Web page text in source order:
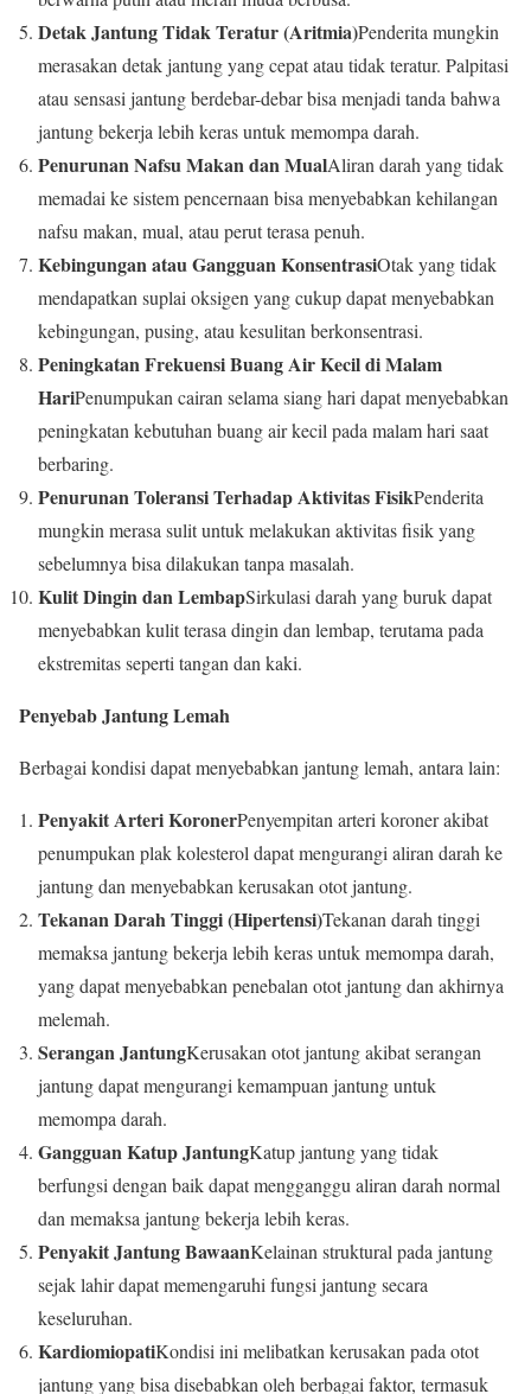
Detak Jantung Tidak Teratur (Aritmia)Penderita mungkin
merasakan detak jantung yang cepat atau tidak teratur. Palpitasi
atau sensasi jantung berdebar-debar bisa menjadi tanda bahwa
jantung bekerja lebih keras untuk memompa darah.
Penurunan Nafsu Makan dan MualAliran darah yang tidak
memadai ke sistem pencernaan bisa menyebabkan kehilangan
nafsu makan, mual, atau perut terasa penuh.
Kebingungan atau Gangguan KonsentrasiOtak yang tidak
mendapatkan suplai oksigen yang cukup dapat menyebabkan
kebingungan, pusing, atau kesulitan berkonsentrasi.
Peningkatan Frekuensi Buang Air Kecil di Malam
HariPenumpukan cairan selama siang hari dapat menyebabkan
peningkatan kebutuhan buang air kecil pada malam hari saat
berbaring.
Penurunan Toleransi Terhadap Aktivitas FisikPenderita
mungkin merasa sulit untuk melakukan aktivitas fisik yang
sebelumnya bisa dilakukan tanpa masalah.
Kulit Dingin dan LembapSirkulasi darah yang buruk dapat
menyebabkan kulit terasa dingin dan lembap, terutama pada
ekstremitas seperti tangan dan kaki.
Penyebab Jantung Lemah
Berbagai kondisi dapat menyebabkan jantung lemah, antara lain:
Penyakit Arteri KoronerPenyempitan arteri koroner akibat
penumpukan plak kolesterol dapat mengurangi aliran darah ke
jantung dan menyebabkan kerusakan otot jantung.
Tekanan Darah Tinggi (Hipertensi)Tekanan darah tinggi
memaksa jantung bekerja lebih keras untuk memompa darah,
yang dapat menyebabkan penebalan otot jantung dan akhirnya
melemah.
Serangan JantungKerusakan otot jantung akibat serangan
jantung dapat mengurangi kemampuan jantung untuk
memompa darah.
Gangguan Katup JantungKatup jantung yang tidak
berfungsi dengan baik dapat mengganggu aliran darah normal
dan memaksa jantung bekerja lebih keras.
Penyakit Jantung BawaanKelainan struktural pada jantung
sejak lahir dapat memengaruhi fungsi jantung secara
keseluruhan.
KardiomiopatiKondisi ini melibatkan kerusakan pada otot
jantung yang bisa disebabkan oleh berbagai faktor, termasuk